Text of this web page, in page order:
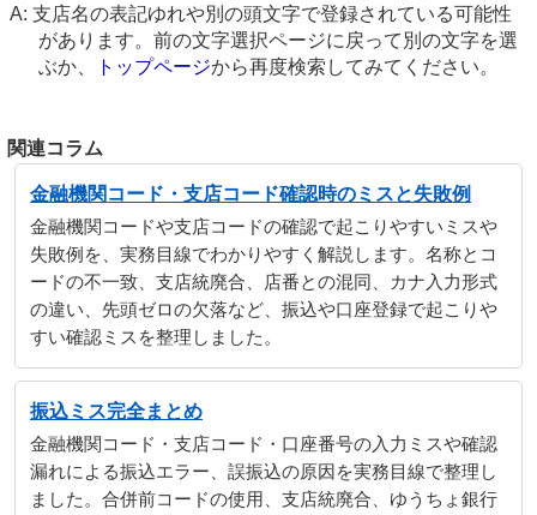
支店名の表記ゆれや別の頭文字で登録されている可能性
があります。前の文字選択ページに戻って別の文字を選
ぶか、
トップページから再度検索してみてください。
関連コラム
金融機関コード・支店コード確認時のミスと失敗例
金融機関コードや支店コードの確認で起こりやすいミスや
失敗例を、実務目線でわかりやすく解説します。名称とコ
ードの不一致、支店統廃合、店番との混同、カナ入力形式
の違い、先頭ゼロの欠落など、振込や口座登録で起こりや
すい確認ミスを整理しました。
振込ミス完全まとめ
金融機関コード・支店コード・口座番号の入力ミスや確認
漏れによる振込エラー、誤振込の原因を実務目線で整理し
ました。合併前コードの使用、支店統廃合、ゆうちょ銀行